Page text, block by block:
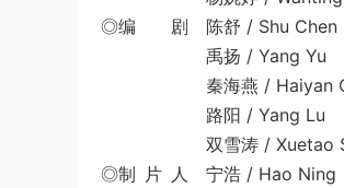
◎编 剧 陈舒 / Shu Chen
禹扬 / Yang Yu
秦海燕 / Haiyan
路阳 / Yang Lu
双雪涛 / Xuetao
◎制 片 人 宁浩 / Hao Ning